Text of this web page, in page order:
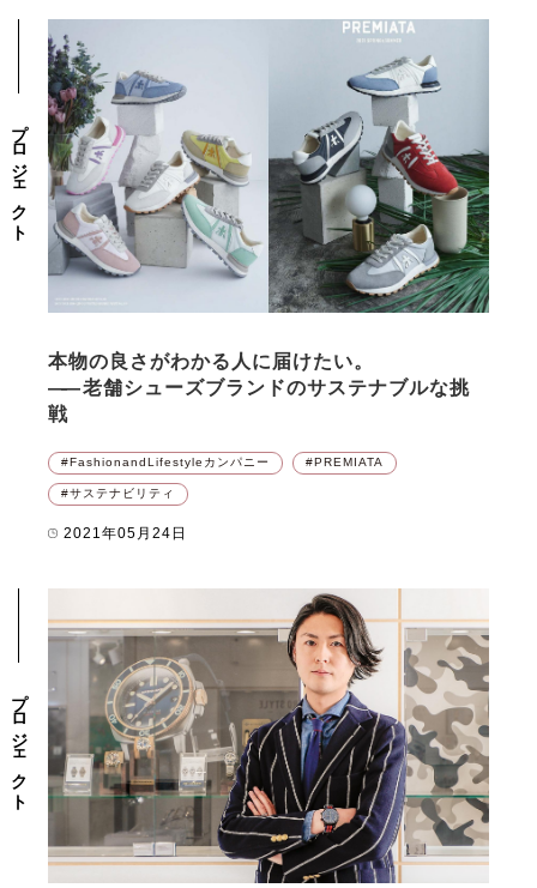
プロジェクト
本物の良さがわかる人に届けたい。
―― 老舗シューズブランドのサステナブルな挑
戦
FashionandLifestyleカンパニー PREMIATA
サステナビリティ
2021年05月24日
プロジェクト